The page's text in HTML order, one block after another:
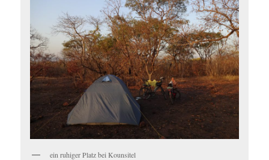
ein ruhiger Platz bei Kounsitel